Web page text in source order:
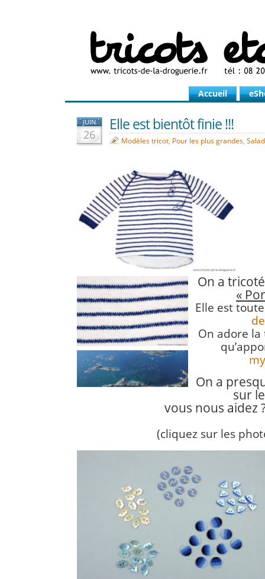
Accueil
JUIN
26
Elle est bientôt finie !!!
Modèles tricot, Pour les plus grandes,
On a
«
Elle est
On adore
On a
sur
vous nous aidez
(cliquez sur les